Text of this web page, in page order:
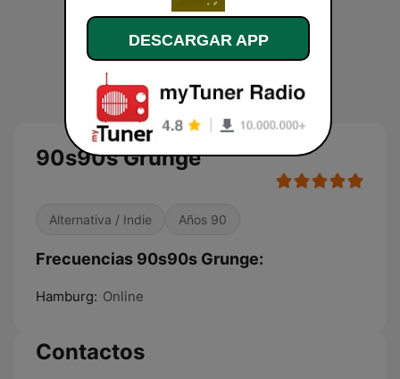
90s90s Grunge
Alternativa / Indie Años 90
Frecuencias 90s90s Grunge:
Hamburg: Online
Contactos
DESCARGAR APP